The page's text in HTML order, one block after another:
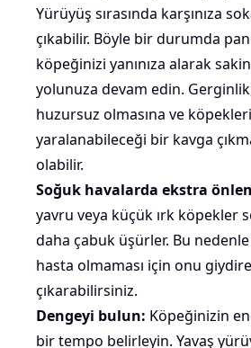
Yürüyüş sırasında karşınıza
çıkabilir. Böyle bir durumda
köpeğinizi yanınıza alarak
yolunuza devam edin.
huzursuz olmasına ve
yaralanabileceği bir kavga
olabilir.
Soğuk havalarda ekstra
yavru veya küçük ırk köpekler
daha çabuk üşürler. Bu
hasta olmaması için onu
çıkarabilirsiniz.
Dengeyi bulun: Köpeğinizin
bir tempo belirleyin. Yavaş